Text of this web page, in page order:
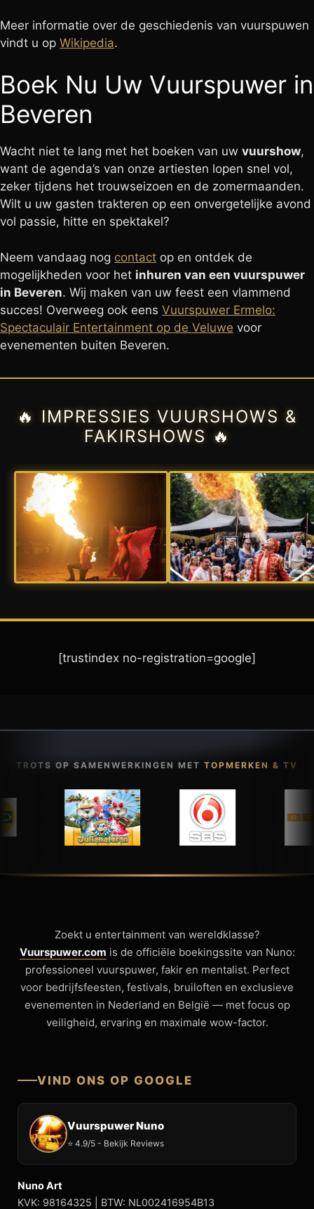
Meer informatie over de geschiedenis van vuurspuwen
vindt u op Wikipedia.
Boek Nu Uw Vuurspuwer in
Beveren
Wacht niet te lang met het boeken van uw vuurshow,
want de agenda’s van onze artiesten lopen snel vol,
zeker tijdens het trouwseizoen en de zomermaanden.
Wilt u uw gasten trakteren op een onvergetelijke avond
vol passie, hitte en spektakel?
Neem vandaag nog contact op en ontdek de
mogelijkheden voor het inhuren van een vuurspuwer
in Beveren. Wij maken van uw feest een vlammend
succes! Overweeg ook eens Vuurspuwer Ermelo:
Spectaculair Entertainment op de Veluwe voor
evenementen buiten Beveren.
🔥 IMPRESSIES VUURSHOWS &
FAKIRSHOWS 🔥
[trustindex no-registration=google]
TROTS OP SAMENWERKINGEN MET TOPMERKEN & TV
Zoekt u entertainment van wereldklasse?
Vuurspuwer.com is de officiële boekingssite van Nuno:
professioneel vuurspuwer, fakir en mentalist. Perfect
voor bedrijfsfeesten, festivals, bruiloften en exclusieve
evenementen in Nederland en België — met focus op
veiligheid, ervaring en maximale wow-factor.
VIND ONS OP GOOGLE
Vuurspuwer Nuno
⭐ 4.9/5 - Bekijk Reviews
Nuno Art
KVK: 98164325 | BTW: NL002416954B13